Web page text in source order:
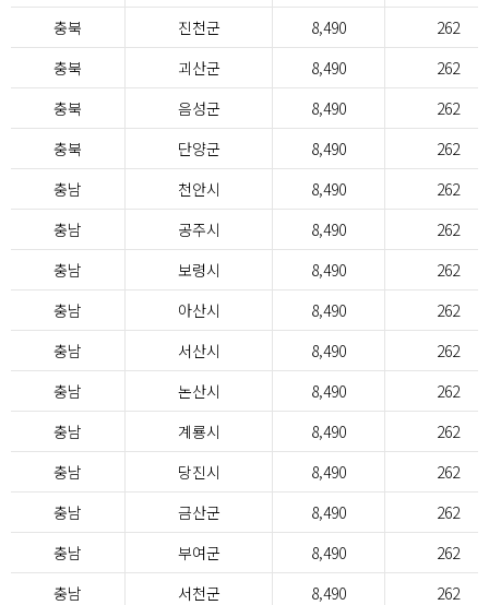
충북 진천군 8,490
262
충북
괴산군 8,490
262
충북
음성군 8,490
262
충북
단양군 8,490
262
충남
천안시 8,490
262
충남
공주시 8,490
262
충남
보령시 8,490
262
충남
아산시 8,490
262
충남
서산시 8,490
262
충남
논산시 8,490
262
충남
계룡시 8,490
262
충남
당진시 8,490
262
충남
금산군 8,490
262
충남
부여군 8,490
262
충남
서천군 8,490
262